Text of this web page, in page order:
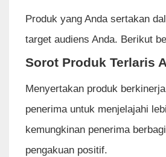
Produk yang Anda sertakan
target audiens Anda. Berikut
Sorot Produk Terlaris
Menyertakan produk
penerima untuk menjelajahi
kemungkinan penerima
pengakuan positif.